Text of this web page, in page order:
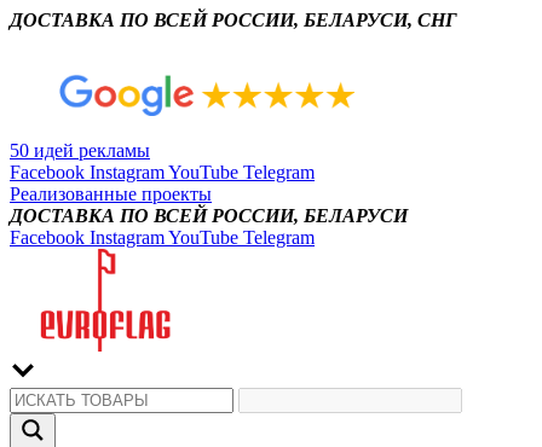
ДОСТАВКА ПО ВСЕЙ РОССИИ, БЕЛАРУСИ, СНГ
50 идей рекламы
Facebook InstagramYouTube Telegram
Реализованные проекты
ДОСТАВКА ПО ВСЕЙ РОССИИ, БЕЛАРУСИ
Facebook InstagramYouTube Telegram